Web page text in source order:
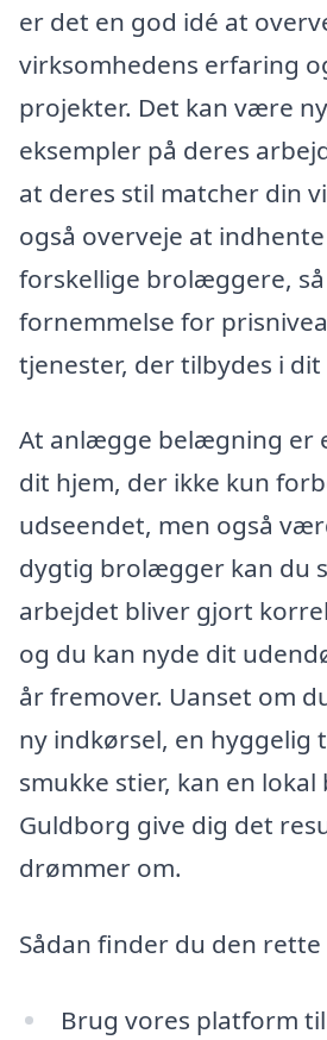
er det en god idé at
virksomhedens erfaring
projekter. Det kan være
eksempler på deres
at deres stil matcher din
også overveje at
forskellige brolæggere,
fornemmelse for
tjenester, der tilbydes i
At anlægge belægning er
dit hjem, der ikke kun
udseendet, men også
dygtig brolægger kan du
arbejdet bliver gjort
og du kan nyde dit
år fremover. Uanset om
ny indkørsel, en hyggelig
smukke stier, kan en
Guldborg give dig det
drømmer om.
Sådan finder du den
Brug vores platform